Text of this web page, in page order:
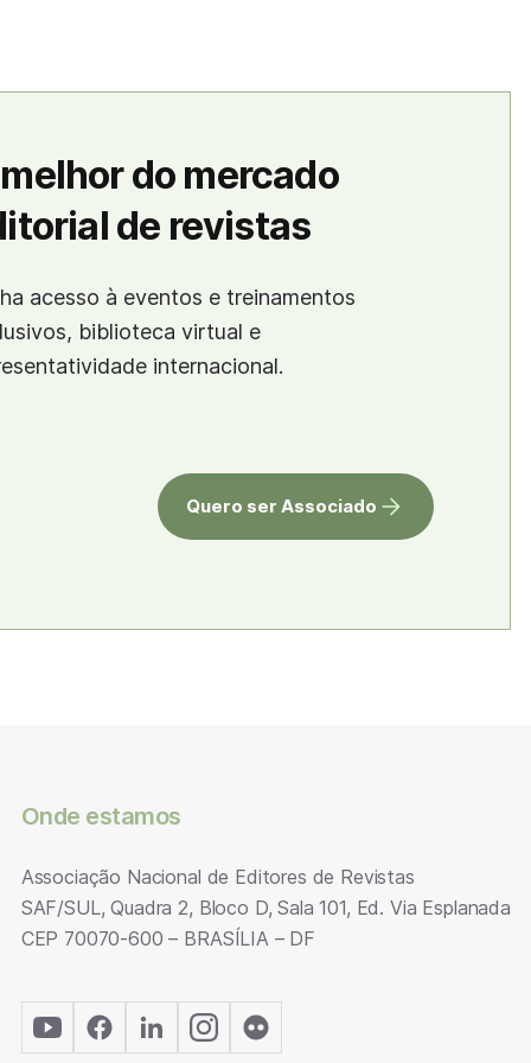
do mercado
de revistas
acesso à eventos e treinamentos
biblioteca virtual e
internacional.
Quero ser Associado
Onde estamos
Associação Nacional de Editores de Revistas
SAF/SUL, Quadra 2, Bloco D, Sala 101, Ed. Via Esplanada
CEP 70070-600 – BRASÍLIA – DF